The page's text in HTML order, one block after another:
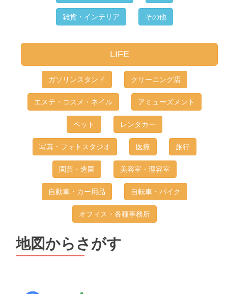
雑貨・インテリア その他
LIFE
ガソリンスタンド クリーニング店
エステ・コスメ・ネイル アミューズメント
ペット レンタカー
写真・フォトスタジオ 医療 旅行
園芸・造園 美容室・理容室
自動車・カー用品 自転車・バイク
オフィス・各種事務所
地図からさがす